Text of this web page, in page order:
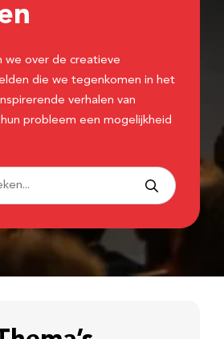
we over de creatieve
die we tegenkomen in het
verhalen van
probleem een mogelijkheid